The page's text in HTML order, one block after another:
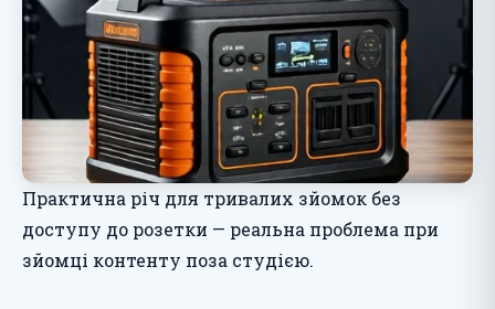
Практична річ для тривалих зйомок без
доступу до розетки — реальна проблема при
зйомці контенту поза студією.